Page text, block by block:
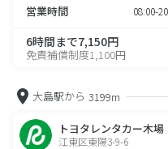
営業時間 08:00-
6時間まで7,150円
免責補償制度1,100円
大島駅から 3199m
トヨタレンタカー木場
江東区東陽3-9-6